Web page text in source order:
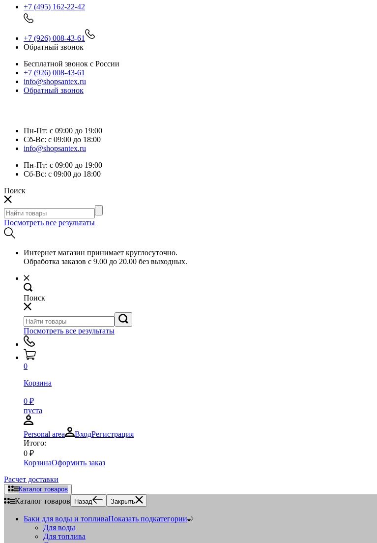
+7 (495) 162-22-42
+7 (926) 008-43-61
Обратный звонок
Бесплатной звонок с России
+7 (926) 008-43-61
info@shopsantex.ru
Обратный звонок
Пн-Пт: с 09:00 до 19:00
Сб-Вс: с 09:00 до 18:00
info@shopsantex.ru
Пн-Пт: с 09:00 до 19:00
Сб-Вс: с 09:00 до 18:00
Поиск
Посмотреть все результаты
Интернет магазин принимает круглосуточно.
Обработка заказов с 9.00 до 20.00 без выходных.
Поиск
Посмотреть все результаты
0
Корзина
0 ₽
пуста
Personal area ВходРегистрация
Итого:
0 ₽
КорзинаОформить заказ
Расчет доставки
Каталог товаров
Каталог товаров Назад Закрыть
Баки для воды и топливаПоказать подкатегории
Для воды
Для топлива